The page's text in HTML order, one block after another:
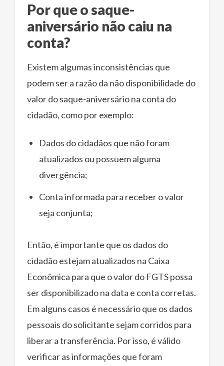
Por que o saque-
aniversário não caiu na
conta?
Existem algumas inconsistências que
podem ser a razão da não disponibilidade do
valor do saque-aniversário na conta do
cidadão, como por exemplo:
Dados do cidadãos que não foram
atualizados ou possuem alguma
divergência;
Conta informada para receber o valor
seja conjunta;
Então, é importante que os dados do
cidadão estejam atualizados na Caixa
Econômica para que o valor do FGTS possa
ser disponibilizado na data e conta corretas.
Em alguns casos é necessário que os dados
pessoais do solicitante sejam corridos para
liberar a transferência. Por isso, é válido
verificar as informações que foram